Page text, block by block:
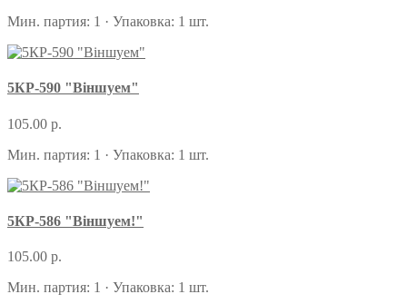
Мин. партия: 1 · Упаковка: 1 шт.
5КР-590 "Вiншуем"
105.00 р.
Мин. партия: 1 · Упаковка: 1 шт.
5КР-586 "Вiншуем!"
105.00 р.
Мин. партия: 1 · Упаковка: 1 шт.